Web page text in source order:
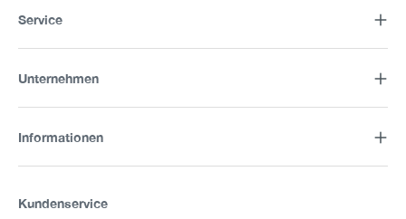
Service
Unternehmen
Informationen
Kundenservice